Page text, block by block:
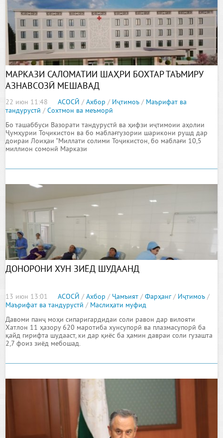
МАРКАЗИ САЛОМАТИИ ШАҲРИ БОХТАР ТАЪМИРУ
АЗНАВСОЗӢ МЕШАВАД
22 июн 11:48 АСОСӢ /Ахбор / Иҷтимоъ / Маърифат ва
тандурустӣ /Сохтмон ва меъморӣ
Бо ташаббуси Вазорати тандурустӣ ва ҳифзи иҷтимоии аҳолии
Ҷумҳурии Тоҷикистон ва бо маблағгузории шарикони рушд дар
доираи Лоиҳаи "Миллати солими Тоҷикистон, бо маблағи 10,5
миллион сомонӣ Маркази
ДОНОРОНИ ХУН ЗИЁД ШУДААНД
13 июн 13:01 АСОСӢ /Ахбор / Ҷамъият /Фарҳанг/ Иҷтимоъ /
Маърифат ва тандурустӣ / Маслиҳати муфид
Давоми панҷ моҳи сипаригардидаи соли равон дар вилояти
Хатлон 11 ҳазору 620 маротиба хунсупорӣ ва плазмасупорӣ ба
қайд гирифта шудааст, ки дар қиёс ба ҳамин давраи соли гузашта
2,7 фоиз зиёд мебошад.